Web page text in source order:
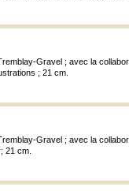
Gravel ; avec la
; 21 cm.
Gravel ; avec la
21 cm.